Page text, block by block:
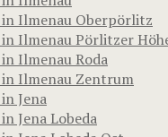
Ilmenau Oberpörlitz
Ilmenau Pörlitzer
Ilmenau Roda
Ilmenau Zentrum
Jena
Jena Lobeda